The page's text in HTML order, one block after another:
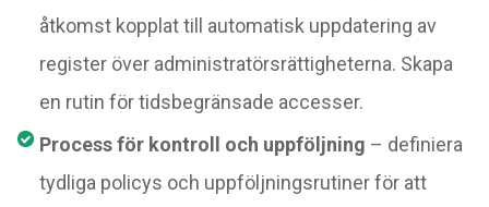
åtkomst kopplat till automatisk uppdatering av
register över administratörsrättigheterna. Skapa
en rutin för tidsbegränsade accesser.
Process för kontroll och uppföljning – definiera
tydliga policys och uppföljningsrutiner för att